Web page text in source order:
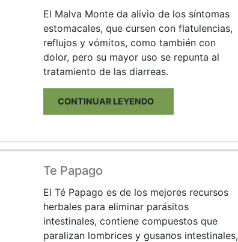
El Malva Monte da alivio de los síntomas
estomacales, que cursen con flatulencias,
reflujos y vómitos, como también con
dolor, pero su mayor uso se repunta al
tratamiento de las diarreas.
CONTINUAR LEYENDO
Te Papago
El Té Papago es de los mejores recursos
herbales para eliminar parásitos
intestinales, contiene compuestos que
paralizan lombrices y gusanos intestinales,